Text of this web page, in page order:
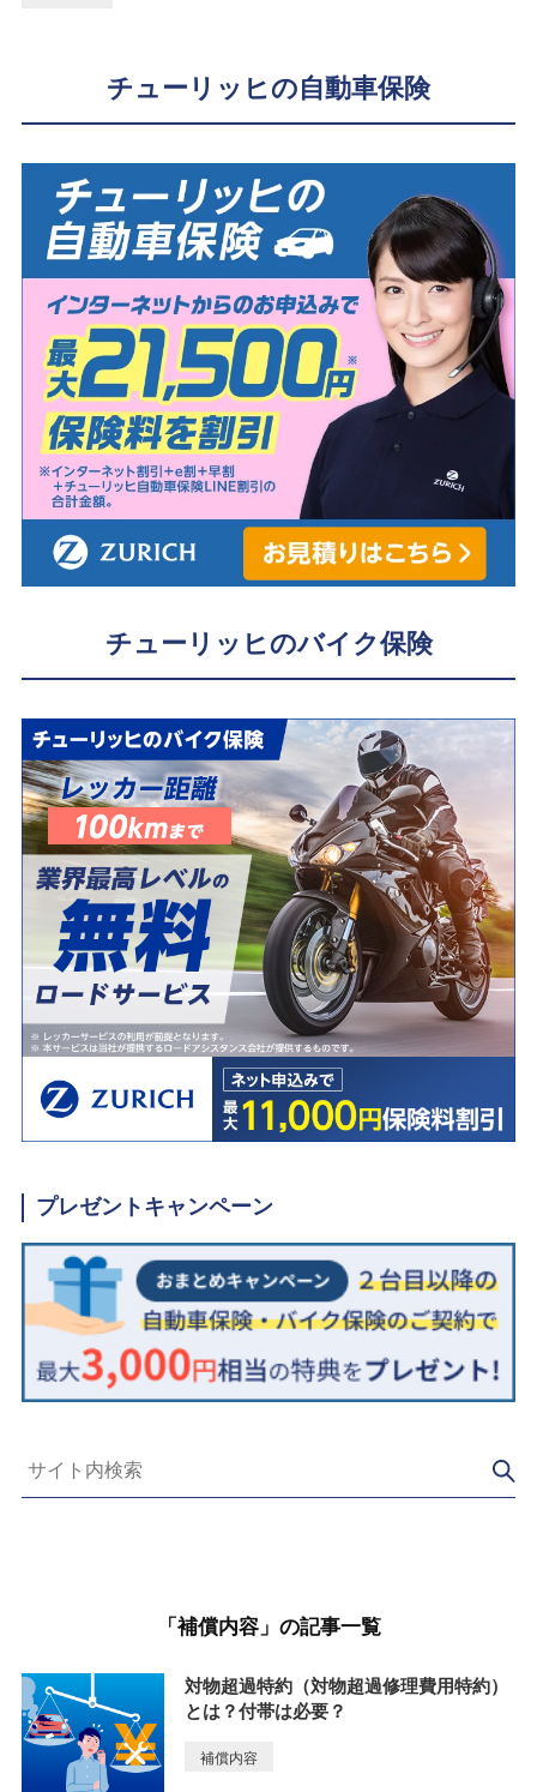
チューリッヒの自動車保険
チューリッヒのバイク保険
プレゼントキャンペーン
「補償内容」の記事一覧
対物超過特約（対物超過修理費用特約）
とは？付帯は必要？
補償内容